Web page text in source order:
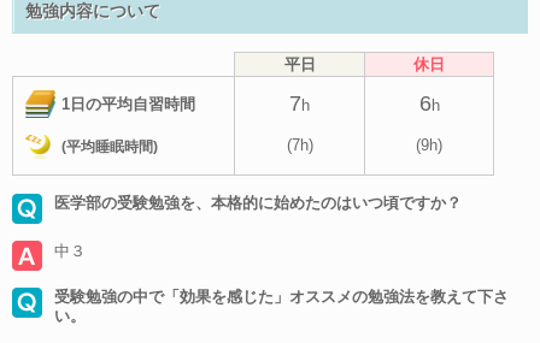
勉強内容について
平日 休日
1日の平均自習時間 7 h 6h
(平均睡眠時間) (7h) (9h)
医学部の受験勉強を、本格的に始めたのはいつ頃ですか？
中３
受験勉強の中で「効果を感じた」オススメの勉強法を教えて下さ
い。